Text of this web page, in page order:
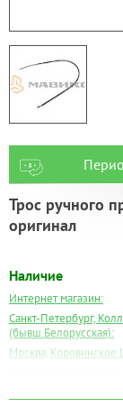
Трос ручного
оригинал
Наличие
Интернет магазин:
Санкт-Петербург,
(бывш.Белорусская):
Москва, Коровинское